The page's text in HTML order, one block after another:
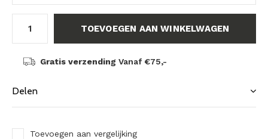
TOEVOEGEN AAN WINKELWAGEN
Gratis verzending Vanaf €75,-
Delen
Toevoegen aan vergelijking